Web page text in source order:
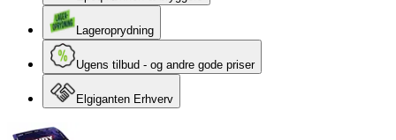
Lageroprydning
Ugens tilbud - og andre gode priser
Elgiganten Erhverv